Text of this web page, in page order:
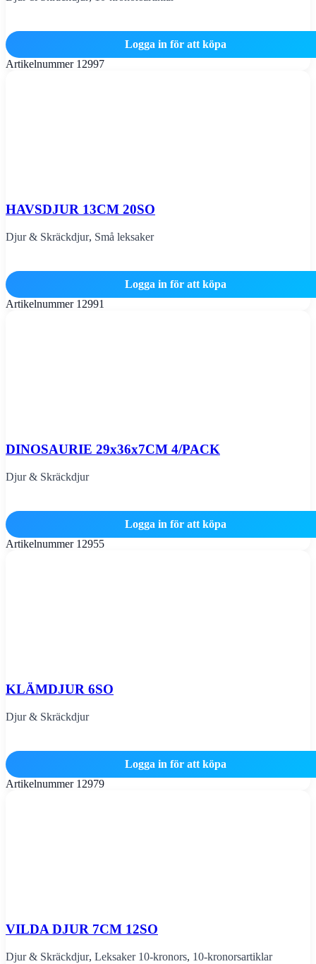
Logga in för att köpa
Artikelnummer 12997
HAVSDJUR 13CM 20SO
Djur & Skräckdjur, Små leksaker
Logga in för att köpa
Artikelnummer 12991
DINOSAURIE 29x36x7CM 4/PACK
Djur & Skräckdjur
Logga in för att köpa
Artikelnummer 12955
KLÄMDJUR 6SO
Djur & Skräckdjur
Logga in för att köpa
Artikelnummer 12979
VILDA DJUR 7CM 12SO
Djur & Skräckdjur, Leksaker 10-kronors, 10-kronorsartiklar